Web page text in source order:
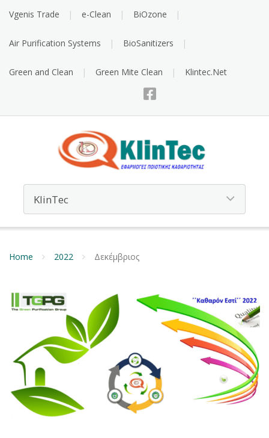
Vgenis Trade e-Clean BiOzone
Air Purification Systems BioSanitizers
Green and Clean Green Mite Clean Klintec.Net
Home 2022 Δεκέμβριος